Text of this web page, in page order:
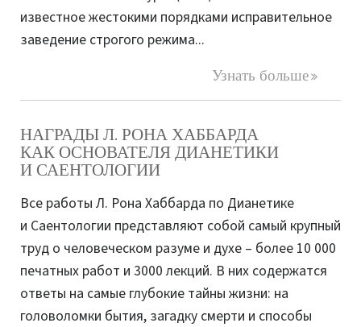
известное жестокими порядками исправительное
заведение строгого режима...
Узнать больше
НАГРАДЫ Л. РОНА ХАББАРДА
КАК ОСНОВАТЕЛЯ ДИАНЕТИКИ
И САЕНТОЛОГИИ
Все работы Л. Рона Хаббарда по Дианетике
и Саентологии представляют собой самый крупный
труд о человеческом разуме и духе – более 10 000
печатных работ и 3000 лекций. В них содержатся
ответы на самые глубокие тайны жизни: на
головоломки бытия, загадку смерти и способы